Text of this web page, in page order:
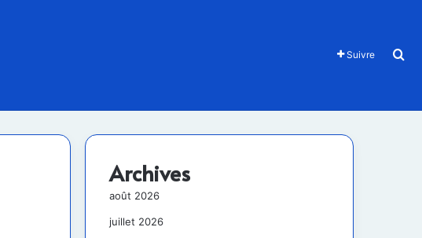
Suivre
Archives
août 2026
juillet 2026